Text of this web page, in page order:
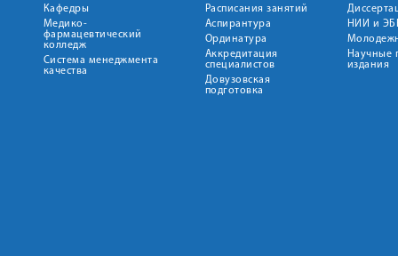
Кафедры
Медико-
фармацевтический
колледж
Система менеджмента
качества
Расписания занятий
Аспирантура
Ординатура
Аккредитация
специалистов
Довузовская
подготовка
НИИ и
Научные
издания